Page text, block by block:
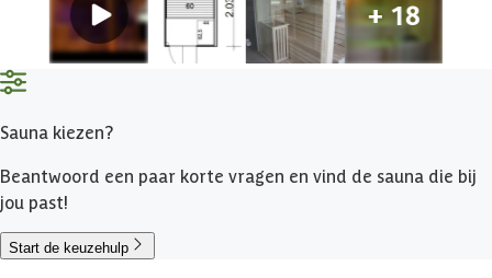
Sauna kiezen?
Beantwoord een paar korte vragen en vind de sauna die bij
jou past!
Start de keuzehulp